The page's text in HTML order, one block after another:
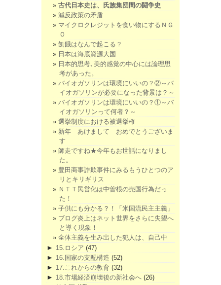
古代日本史は、氏族集団間の闘争史
減反政策の矛盾
マイクロクレジットを食い物にするＮＧ
Ｏ
飢餓はなんで起こる？
日本は海底資源大国
日本的思考､美的感覚の中心には論理思
考があった。
バイオガソリンは環境にいいの？②～バ
イオガソリンが必要になった背景は？～
バイオガソリンは環境にいいの？①～バ
イオガソリンって何者？～
選挙制度における被選挙権
新年 あけまして おめでとうございま
す
師走ですね★今年もお世話になりまし
た。
豊田商事詐欺事件にみるもうひとつのア
リとキリギリス
ＮＴＴ民営化は中曽根の売国行為だっ
た！
子供にも分かる？！「米国流民主主義」
ブログ炎上はネット世界をさらに失望へ
と導く現象！
全体主義を生み出した犯人は、自己中
► 15.ロシア (47)
► 16.国家の支配構造 (52)
► 17.これからの教育 (32)
► 18.市場経済崩壊後の新社会へ (26)